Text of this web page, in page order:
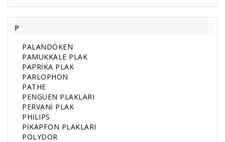
P
PALANDÖKEN
PAMUKKALE PLAK
PAPRİKA PLAK
PARLOPHON
PATHE
PENGUEN PLAKLARI
PERVANİ PLAK
PHILIPS
PİKAPFON PLAKLARI
POLYDOR